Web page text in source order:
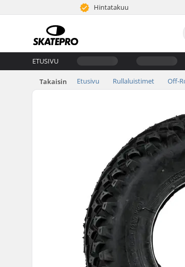
Hintatakuu
ETUSIVU
Takaisin Etusivu Rullaluistimet Off-